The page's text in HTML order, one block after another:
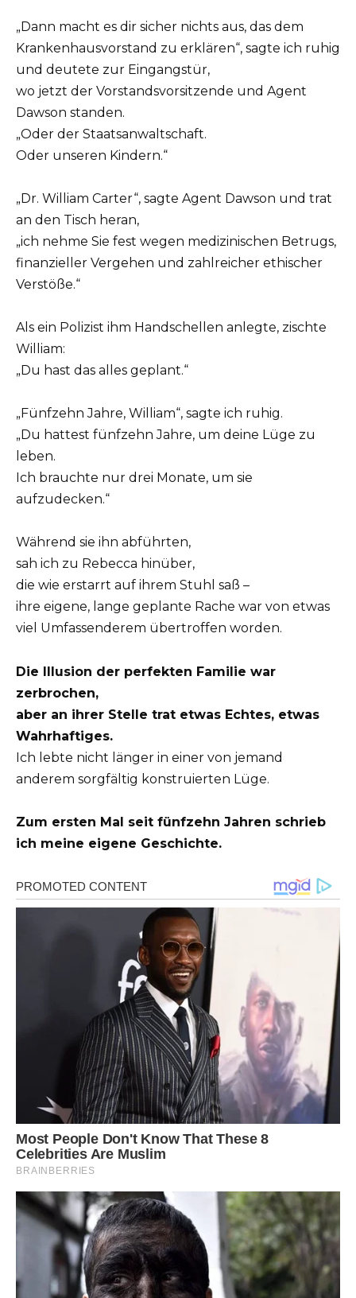
„Dann macht es dir sicher nichts aus, das dem
Krankenhausvorstand zu erklären“, sagte ich ruhig
und deutete zur Eingangstür,
wo jetzt der Vorstandsvorsitzende und Agent
Dawson standen.
„Oder der Staatsanwaltschaft.
Oder unseren Kindern.“
„Dr. William Carter“, sagte Agent Dawson und trat
an den Tisch heran,
„ich nehme Sie fest wegen medizinischen Betrugs,
finanzieller Vergehen und zahlreicher ethischer
Verstöße.“
Als ein Polizist ihm Handschellen anlegte, zischte
William:
„Du hast das alles geplant.“
„Fünfzehn Jahre, William“, sagte ich ruhig.
„Du hattest fünfzehn Jahre, um deine Lüge zu
leben.
Ich brauchte nur drei Monate, um sie
aufzudecken.“
Während sie ihn abführten,
sah ich zu Rebecca hinüber,
die wie erstarrt auf ihrem Stuhl saß –
ihre eigene, lange geplante Rache war von etwas
viel Umfassenderem übertroffen worden.
Die Illusion der perfekten Familie war
zerbrochen,
aber an ihrer Stelle trat etwas Echtes, etwas
Wahrhaftiges.
Ich lebte nicht länger in einer von jemand
anderem sorgfältig konstruierten Lüge.
Zum ersten Mal seit fünfzehn Jahren schrieb
ich meine eigene Geschichte.